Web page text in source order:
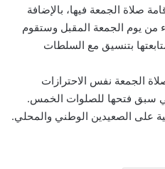
وإقامة صلاة الجمعة فيها، بالإضافة
من يوم الجمعة المقبل وستقوم
بتنسيق مع السلطات
الجمعة نفس الاحترازات
سبق فتحها للصلوات الخمس.
على الصعيدين الوطني والمحلي.